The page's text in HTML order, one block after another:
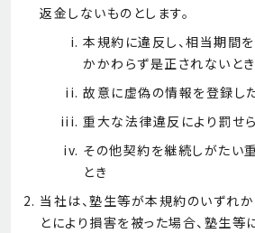
返金しないものとします。
本規約に違反し、相当期間
かかわらず是正されないとき
故意に虚偽の情報を登録し
重大な法律違反により罰せ
その他契約を継続しがたい
とき
当社は、塾生等が本規約のいずれ
とにより損害を被った場合、塾生等